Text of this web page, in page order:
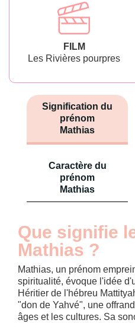
FILM
Les Rivières pourpres
Signification du
prénom
Mathias
Caractère du
prénom
Mathias
Que signifie
Mathias ?
Mathias, un prénom
spiritualité, évoque l'idée
Héritier de l'hébreu
"don de Yahvé", une
âges et les cultures. Sa